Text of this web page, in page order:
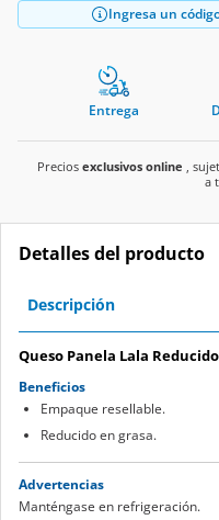
Ingresa un
Entrega
Precios exclusivos online ,
a
Detalles del producto
Descripción
Queso Panela Lala
Beneficios
Empaque resellable.
Reducido en grasa.
Advertencias
Manténgase en refrigeración.